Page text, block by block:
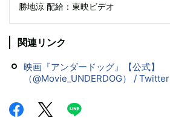
勝地涼 配給：東映ビデオ
関連リンク
映画『アンダードッグ』【公式】
（@Movie_UNDERDOG） / Twitter